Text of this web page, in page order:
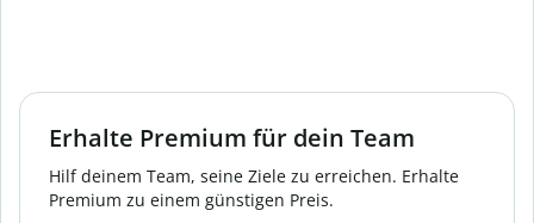
Erhalte Premium für dein Team
Hilf deinem Team, seine Ziele zu erreichen. Erhalte
Premium zu einem günstigen Preis.